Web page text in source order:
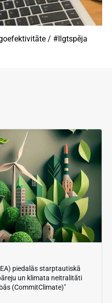
/ #Ilgtspēja
piedalās starptautiskā
un klimata neitralitāti
(CommitClimate)"